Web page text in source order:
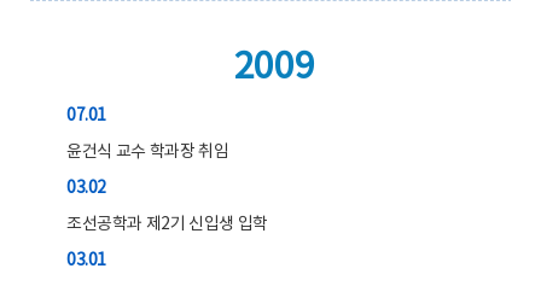
2009
07.01
윤건식 교수 학과장 취임
03.02
조선공학과 제2기 신입생 입학
03.01